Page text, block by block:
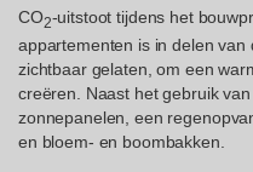
CO2-uitstoot tijdens het
appartementen is in delen
zichtbaar gelaten, om een
creëren. Naast het gebruik
zonnepanelen, een
en bloem- en boombakken.